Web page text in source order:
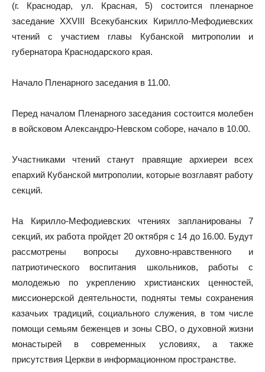
(г. Краснодар, ул. Красная, 5) состоится пленарное
заседание XXVIII Всекубанских Кирилло-Мефодиевских
чтений с участием главы Кубанской митрополии и
губернатора Краснодарского края.
Начало Пленарного заседания в 11.00.
Перед началом Пленарного заседания состоится молебен
в войсковом Александро-Невском соборе, начало в 10.00.
Участниками чтений станут правящие архиереи всех
епархий Кубанской митрополии, которые возглавят работу
секций.
На Кирилло-Мефодиевских чтениях запланированы 7
секций, их работа пройдет 20 октября с 14 до 16.00. Будут
рассмотрены вопросы духовно-нравственного и
патриотического воспитания школьников, работы с
молодежью по укреплению христианских ценностей,
миссионерской деятельности, подняты темы сохранения
казачьих традиций, социального служения, в том числе
помощи семьям беженцев и зоны СВО, о духовной жизни
монастырей в современных условиях, а также
присутствия Церкви в информационном пространстве.